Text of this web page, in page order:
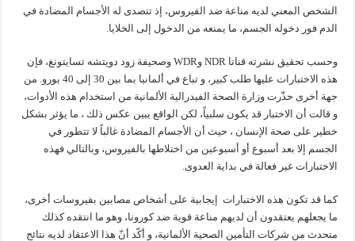
الشخص المعني لديه مناعة ضد الفيروس، إذ تتصدى له الأجسام المضادة في
الدم فور دخوله الجسم، ما يمنعه من الدخول إلى الخلايا.
وحسب تحقيق نشرته قناتا NDR وWDR وصحيفة زود دويتشه تسايتونغ، فإن
هذه الاختبارات عليها طلب كبير، و تباع في ألمانيا بما بين 30 إلى 40 يورو. من
جهة أخرى حذّرت وزارة الصحة الفيدرالية الألمانية من استخدام هذه الأدوات،
و قالت أن الاختبار قد يكون سلبياً، لكن الواقع يبين عكس ذلك ، ما يؤثر بشكل
خطير على صحة الإنسان ، حيث أن الأجسام المضادة غالباً لا تتطور في
الجسم إلا بعد أسبوع أو أسبوعين من اختلاطها بالفيروس، وبالتالي فهذه
الاختبارات غير فعالة في بداية العدوى.
كما قد تكون هذه الاختبارات إيجابية على أشخاص مصابين بفيروسات أخرى،
ما يجعلهم يعتقدون أن لديهم مناعة قوية ضد كورونا، وهو ما انتقده كذلك
متحدث من شركات التأمين الصحية الألمانية، و أكّد أنّ هذا الاعتقاد لديه نتائج